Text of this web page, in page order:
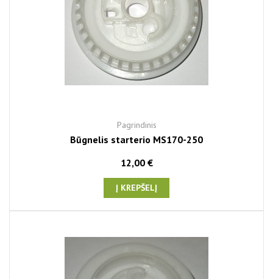
Pagrindinis
Būgnelis starterio MS170-250
12,00 €
Į KREPŠELĮ